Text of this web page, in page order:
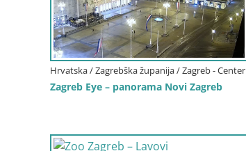
Hrvatska / Zagrebška županija / Zagreb - Center
Zagreb Eye – panorama Novi Zagreb